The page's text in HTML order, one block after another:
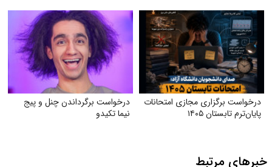
درخواست برگزاری مجازی امتحانات
پایان‌ترم تابستان ۱۴۰۵
درخواست برگرداندن چنل و پیج
نیما تکیدو
خبرهای مرتبط